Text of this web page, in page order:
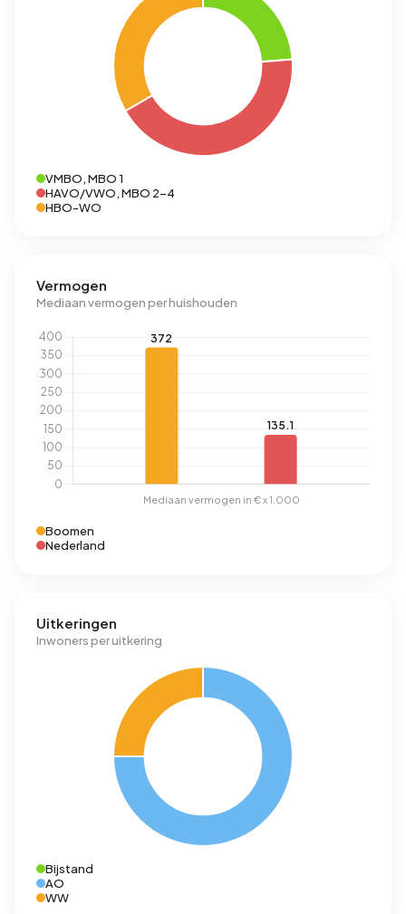
VMBO, MBO 1
HAVO/VWO, MBO 2-4
HBO-WO
Vermogen
Mediaan vermogen per huishouden
Boomen
Nederland
Uitkeringen
Inwoners per uitkering
Bijstand
AO
WW